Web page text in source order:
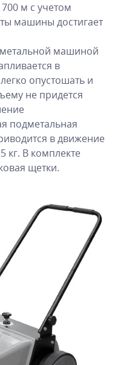
700 м с учетом
машины достигает
машиной
в
опустошать и
не придется
подметальная
в движение
кг. В комплекте
щетки.